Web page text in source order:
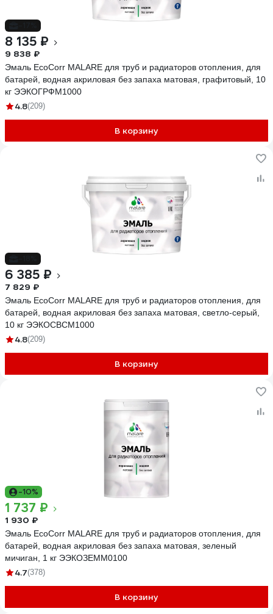
8 135 ₽
9 838 ₽
Эмаль EcoCorr MALARE для труб и радиаторов отопления, для
батарей, водная акриловая без запаха матовая, графитовый, 10
кг ЭЭКОГРФМ1000
4.8(209)
В корзину
6 385 ₽
7 829 ₽
Эмаль EcoCorr MALARE для труб и радиаторов отопления, для
батарей, водная акриловая без запаха матовая, светло-серый,
10 кг ЭЭКОСВСМ1000
4.8(209)
В корзину
-10%
1 737 ₽
1 930 ₽
Эмаль EcoCorr MALARE для труб и радиаторов отопления, для
батарей, водная акриловая без запаха матовая, зеленый
мичиган, 1 кг ЭЭКОЗЕММ0100
4.7(378)
В корзину